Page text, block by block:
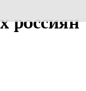
россиян